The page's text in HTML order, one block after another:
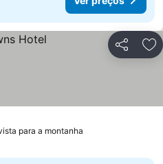
Partilhar
para a montanha